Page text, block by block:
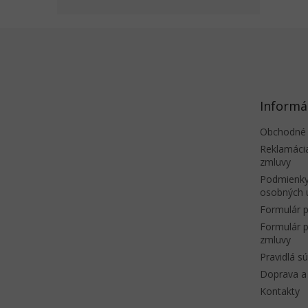
zmluvy
osobných
Formulár
Formulár
zmluvy
Pravidlá
Doprava
Kontakty